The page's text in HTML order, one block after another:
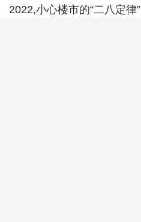
2022,小心楼市的“二八定律”